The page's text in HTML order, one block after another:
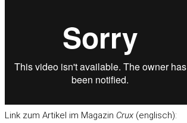
Link zum Artikel im Magazin Crux (englisch):